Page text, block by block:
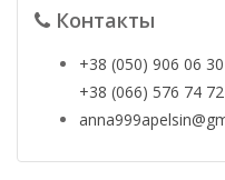
Контакты
+38 (050) 906 06
+38 (066) 576 74